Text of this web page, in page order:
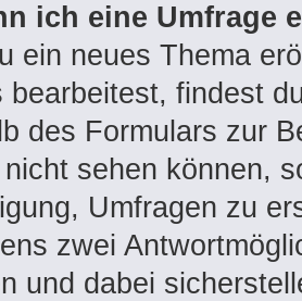
ich eine Umfrage
ein neues Thema
bearbeitest, findest
des Formulars zur
sehen können,
Umfragen zu
zwei
und dabei